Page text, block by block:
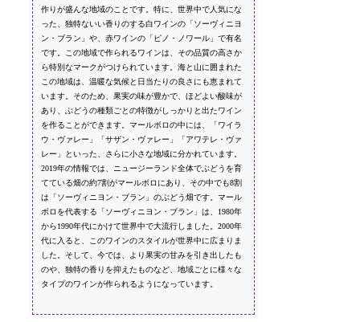
作りが盛んな地域のことです。特に、世界中で人気にな
った、独特ないい香りのする白ワインの「ソーヴィニヨ
ン・ブラン」や、赤ワインの「ピノ・ノワール」で有名
です。この地域で作られるワインは、その品質の高さか
ら特別なマークがつけられています。海と山に囲まれた
この地域は、温暖な気候と日当たりの良さにも恵まれて
います。そのため、果実の味が豊かで、ほどよい酸味が
あり、ぶどうの種類ごとの特徴がしっかりと出たワイン
を作ることができます。マールボロの中には、「ワイラ
ウ・ヴァレー」「サザン・ヴァレー」「アワテレ・ヴァ
レー」といった、さらに小さな地域に分かれています。
2019年の情報では、ニュージーランド全体でぶどうを育
てている畑の約7割がマールボロにあり、その中でも8割
は「ソーヴィニヨン・ブラン」のぶどう畑です。マール
ボロを代表する「ソーヴィニヨン・ブラン」は、1980年
から1990年代にかけて世界中で大流行しました。2000年
代に入ると、このワインのスタイルが世界中に広まりま
した。そして、今では、より果実の甘みを引き出したも
のや、独特の香りを抑えたものなど、地域ごとに様々な
タイプのワインが作られるようになっています。